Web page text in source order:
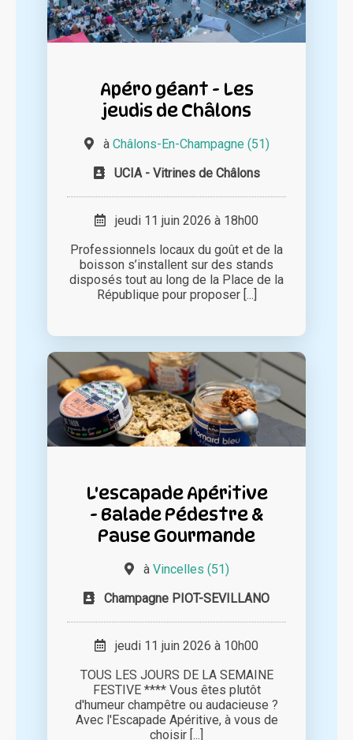
Apéro géant - Les
jeudis de Châlons
à Châlons-En-Champagne (51)
UCIA - Vitrines de Châlons
jeudi 11 juin 2026 à 18h00
Professionnels locaux du goût et de la
boisson s’installent sur des stands
disposés tout au long de la Place de la
République pour proposer [...]
L'escapade Apéritive
- Balade Pédestre &
Pause Gourmande
à Vincelles (51)
Champagne PIOT-SEVILLANO
jeudi 11 juin 2026 à 10h00
TOUS LES JOURS DE LA SEMAINE
FESTIVE **** Vous êtes plutôt
d'humeur champêtre ou audacieuse ?
Avec l'Escapade Apéritive, à vous de
choisir [...]